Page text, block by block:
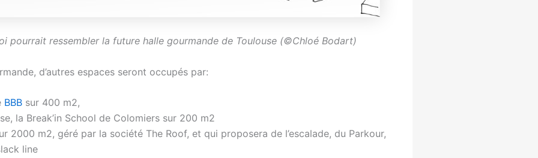
pourrait ressembler la future halle gourmande de Toulouse (©Chloé Bodart)
d’autres espaces seront occupés par:
BBBsur 400 m2,
la Break’in School de Colomiers sur 200 m2
2000 m2, géré par la société The Roof, et qui proposera de l’escalade, du Parkour,
line